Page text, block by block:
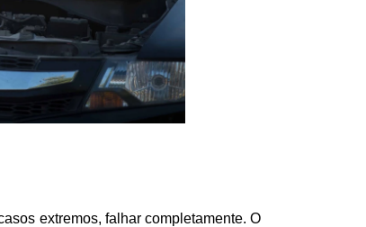
extremos, falhar completamente. O